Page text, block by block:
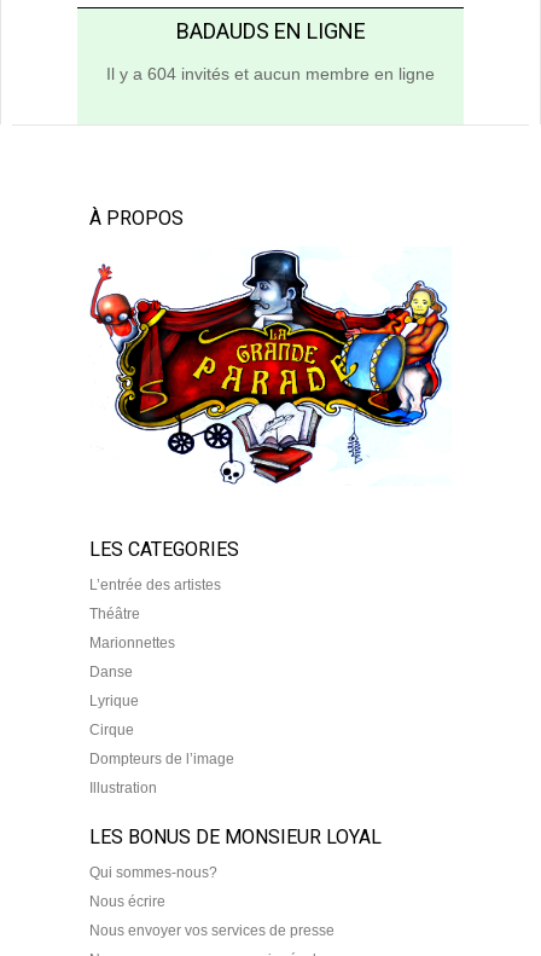
BADAUDS EN LIGNE
Il y a 604 invités et aucun membre en ligne
À PROPOS
LES CATEGORIES
L’entrée des artistes
Théâtre
Marionnettes
Danse
Lyrique
Cirque
Dompteurs de l’image
Illustration
LES BONUS DE MONSIEUR LOYAL
Qui sommes-nous?
Nous écrire
Nous envoyer vos services de presse